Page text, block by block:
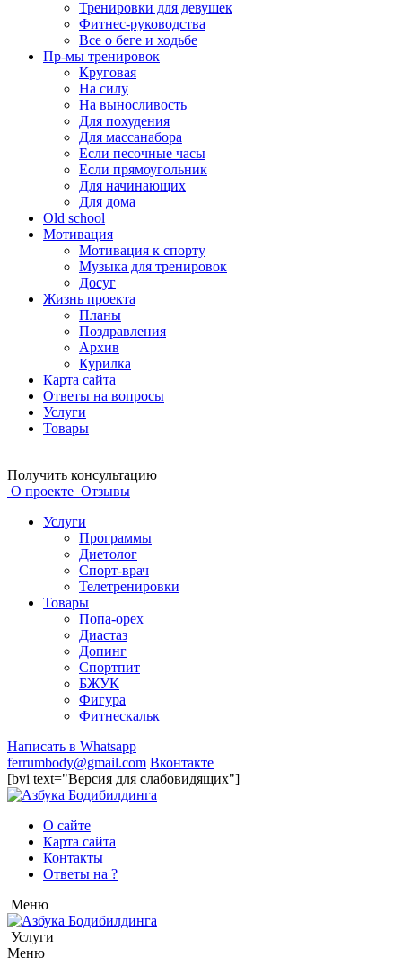
Тренировки для девушек
Фитнес-руководства
Все о беге и ходьбе
Пр-мы тренировок
Круговая
На силу
На выносливость
Для похудения
Для массанабора
Если песочные часы
Если прямоугольник
Для начинающих
Для дома
Old school
Мотивация
Мотивация к спорту
Музыка для тренировок
Досуг
Жизнь проекта
Планы
Поздравления
Архив
Курилка
Карта сайта
Ответы на вопросы
Услуги
Товары
Получить консультацию
О проекте Отзывы
Услуги
Программы
Диетолог
Спорт-врач
Телетренировки
Товары
Попа-орех
Диастаз
Допинг
Спортпит
БЖУК
Фигура
Фитнескальк
Написать в Whatsapp
ferrumbody@gmail.com Вконтакте
[bvi text="Версия для слабовидящих"]
О сайте
Карта сайта
Контакты
Ответы на ?
Меню
Услуги
Меню